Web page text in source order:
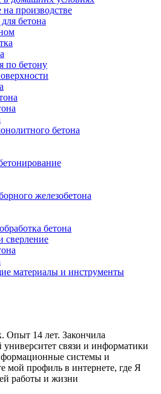
производстве
бетона
по бетону
бетона
железобетона
бетона
сверление
материалы и инструменты
14 лет. Закончила
связи и информатики
системы и
мой профиль в интернете, где Я
работы и жизни